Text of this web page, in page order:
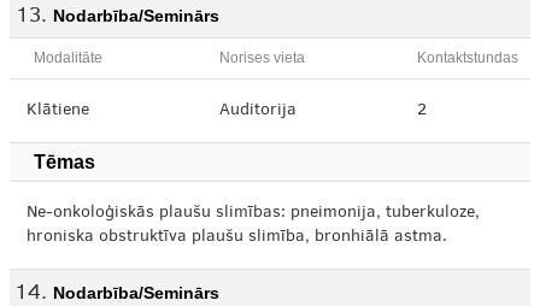
Nodarbība/Seminārs
Modalitāte Norises vieta Kontaktstundas
Klātiene Auditorija 2
Tēmas
Ne-onkoloģiskās plaušu slimības: pneimonija, tuberkuloze,
hroniska obstruktīva plaušu slimība, bronhiālā astma.
Nodarbība/Seminārs